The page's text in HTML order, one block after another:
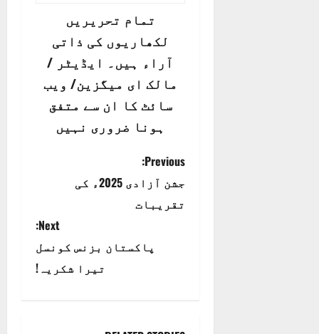
تمام تحریریں
لکھاریوں کی ذاتی
آراء ہیں۔ ایڈیٹر /
مالک ای میگزین/ ویب
سائٹ کا ان سے متفق
ہونا ضروری نہیں
P
o
Previous:
جشن آزادی 2025ء کی
تقریبات
Next:
پاکستان بزنس کونسل
تیرا شکریہ!